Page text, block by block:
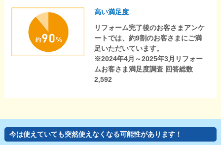
高い満足度
リフォーム完了後のお客さまアンケ
ートでは、約9割のお客さまにご満
足いただいています。
※2024年4月～2025年3月リフォー
ムお客さま満足度調査 回答総数
2,592
今は使えていても突然使えなくなる可能性があります！